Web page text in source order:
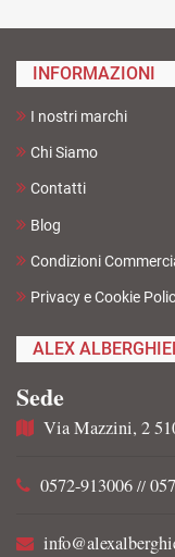
INFORMAZIONI
I nostri marchi
Chi Siamo
Contatti
Blog
Condizioni
Privacy e Cookie
ALEX
Sede
Via Mazzini, 2
0572-913006 //